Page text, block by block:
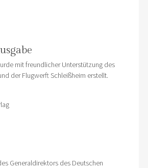
mit freundlicher Unterstützung des
der Flugwerft Schleißheim erstellt.
Generaldirektors des Deutschen